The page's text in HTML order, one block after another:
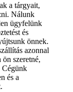
a tárgyait,
Nálunk
ügyfelünk
és
önnek.
azonnal
szeretné,
Cégünk
és a